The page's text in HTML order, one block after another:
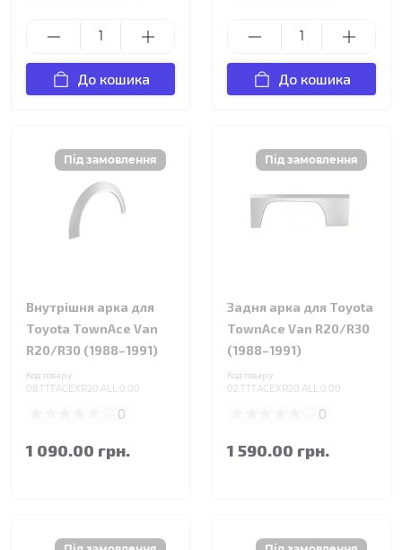
До кошика До кошика
Внутрішня арка для
Toyota TownAce Van
R20/R30 (1988–1991)
Код товару:
08.TTTACEXR20.ALL.0.00
0
1 090.00 грн.
Задня арка для Toyota
TownAce Van R20/R30
(1988–1991)
Код товару:
02.TTTACEXR20.ALL.0.00
0
1 590.00 грн.